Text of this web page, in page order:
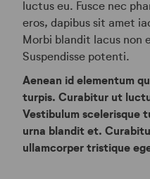
luctus eu. Fusce nec
eros, dapibus sit amet
Morbi blandit lacus non
Suspendisse potenti.
Aenean id elementum
turpis. Curabitur ut
Vestibulum scelerisque
urna blandit et.
ullamcorper tristique